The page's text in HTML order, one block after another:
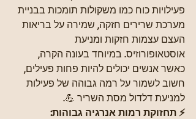
פעילויות כוח כמו משקולות תומכות בבניית
מערכת שרירים חזקה, שמירה על בריאות
העצם עצמות חזקות ומניעת
אוסטאופורוזיס. במיוחד בעונה הקרה,
כאשר אנשים יכולים להיות פחות פעילים,
חשוב לשמור על רמה גבוהה של פעילות
למניעת דלדול מסת השריר 💪.
⚡ תחזוקת רמות אנרגיה גבוהות: